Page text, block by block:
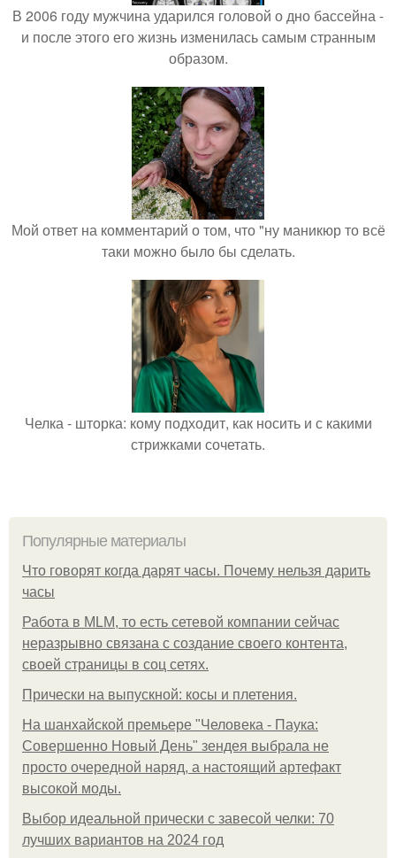
В 2006 году мужчина ударился головой о дно бассейна -
и после этого его жизнь изменилась самым странным
образом.
Мой ответ на комментарий о том, что "ну маникюр то всё
таки можно было бы сделать.
Челка - шторка: кому подходит, как носить и с какими
стрижками сочетать.
Популярные материалы
Что говорят когда дарят часы. Почему нельзя дарить
часы
Работа в MLM, то есть сетевой компании сейчас
неразрывно связана с создание своего контента,
своей страницы в соц сетях.
Прически на выпускной: косы и плетения.
На шанхайской премьере "Человека - Паука:
Совершенно Новый День" зендея выбрала не
просто очередной наряд, а настоящий артефакт
высокой моды.
Выбор идеальной прически с завесой челки: 70
лучших вариантов на 2024 год